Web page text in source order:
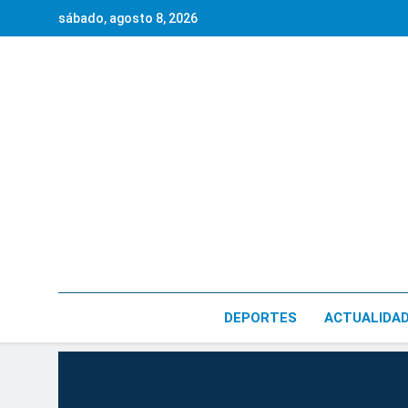
sábado, agosto 8, 2026
DEPORTES